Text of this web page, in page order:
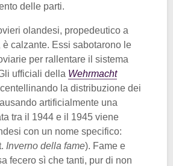
delle parti.
olandesi, propedeutico a
calzante. Essi sabotarono le
per rallentare il sistema
ufficiali della Wehrmacht
la distribuzione dei
artificialmente una
tra il 1944 e il 1945 viene
con un nome specifico:
Inverno della fame). Fame e
fecero sì che tanti, pur di non